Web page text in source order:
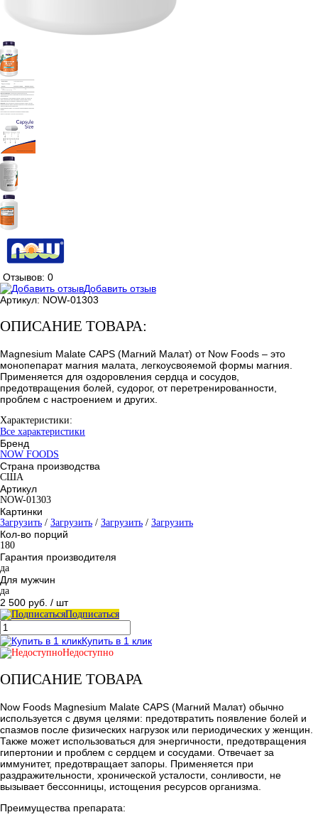
Отзывов: 0
Добавить отзыв
Артикул: NOW-01303
ОПИСАНИЕ ТОВАРА:
Magnesium Malate CAPS (Магний Малат) от Now Foods – это
монопепарат магния малата, легкоусвояемой формы магния.
Применяется для оздоровления сердца и сосудов,
предотвращения болей, судорог, от перетренированности,
проблем с настроением и других.
Характеристики:
Все характеристики
Бренд
NOW FOODS
Страна производства
США
Артикул
NOW-01303
Картинки
Загрузить / Загрузить / Загрузить / Загрузить
Кол-во порций
180
Гарантия производителя
да
Для мужчин
да
2 500 руб. / шт
Подписаться
Купить в 1 клик
Недоступно
ОПИСАНИЕ ТОВАРА
Now Foods Magnesium Malate CAPS (Магний Малат) обычно
используется с двумя целями: предотвратить появление болей и
спазмов после физических нагрузок или периодических у женщин.
Также может использоваться для энергичности, предотвращения
гипертонии и проблем с сердцем и сосудами. Отвечает за
иммунитет, предотвращает запоры. Применяется при
раздражительности, хронической усталости, сонливости, не
вызывает бессонницы, истощения ресурсов организма.
Преимущества препарата: